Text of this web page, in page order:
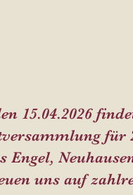
15.04.2026
für
Engel,
uns auf